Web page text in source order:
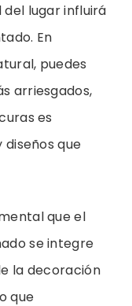
del lugar influirá
En
puedes
arriesgados,
es
que
que el
se integre
la decoración
que